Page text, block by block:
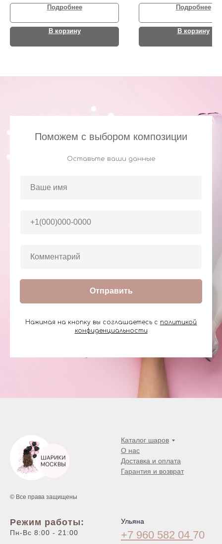
Подробнее
В корзину
Подробнее
В корзину
Поможем с выбором композиции
Оставьте ваши данные
Отправить
Нажимая на кнопку вы соглашаетесь с политикой
конфиденциальности
© Все права защищены
Каталог шаров
О нас
Доставка и оплата
Гарантия и возврат
Режим работы:
Пн-Вс 8:00 - 21:00
Ульяна
+7 960 582 04 70